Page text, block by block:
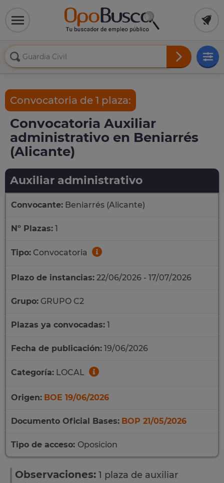
Convocatoria de 1 plaza:
Convocatoria Auxiliar
administrativo en Beniarrés
(Alicante)
Auxiliar administrativo
Convocante: Beniarrés (Alicante)
Nº Plazas: 1
Tipo: Convocatoria
Plazo de instancias: 22/06/2026 - 17/07/2026
Grupo: GRUPO C2
Plazas ya convocadas: 1
Fecha de publicación: 19/06/2026
Categoría: LOCAL
Origen: BOE 19/06/2026
Documento Oficial Bases: BOP 21/05/2026
Tipo de acceso: Oposicion
Observaciones: 1 plaza de auxiliar